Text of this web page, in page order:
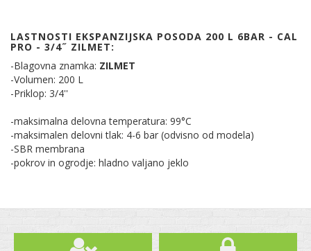
LASTNOSTI EKSPANZIJSKA POSODA 200 L 6BAR - CAL
PRO - 3/4˝ ZILMET:
-Blagovna znamka: ZILMET
-Volumen: 200 L
-Priklop: 3/4''
-maksimalna delovna temperatura: 99°C
-maksimalen delovni tlak: 4-6 bar (odvisno od modela)
-SBR membrana
-pokrov in ogrodje: hladno valjano jeklo